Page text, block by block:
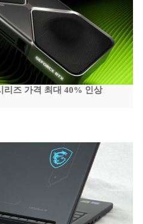
리즈 가격 최대 40% 인상